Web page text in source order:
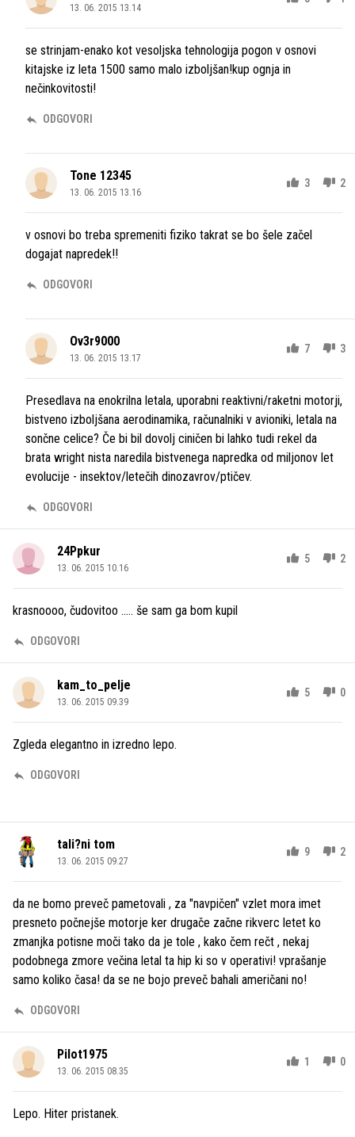
13. 06. 2015 13.14
se strinjam-enako kot vesoljska tehnologija pogon v osnovi
kitajske iz leta 1500 samo malo izboljšan!kup ognja in
nečinkovitosti!
ODGOVORI
Tone 12345
13. 06. 2015 13.16
3 2
v osnovi bo treba spremeniti fiziko takrat se bo šele začel
dogajat napredek!!
ODGOVORI
Ov3r9000
13. 06. 2015 13.17
7 3
Presedlava na enokrilna letala, uporabni reaktivni/raketni motorji,
bistveno izboljšana aerodinamika, računalniki v avioniki, letala na
sončne celice? Če bi bil dovolj ciničen bi lahko tudi rekel da
brata wright nista naredila bistvenega napredka od miljonov let
evolucije - insektov/letečih dinozavrov/ptičev.
ODGOVORI
24Ppkur
13. 06. 2015 10.16
5 2
krasnoooo, čudovitoo ..... še sam ga bom kupil
ODGOVORI
kam_to_pelje
13. 06. 2015 09.39
5 0
Zgleda elegantno in izredno lepo.
ODGOVORI
tali?ni tom
13. 06. 2015 09.27
9 2
da ne bomo preveč pametovali , za "navpičen" vzlet mora imet
presneto počnejše motorje ker drugače začne rikverc letet ko
zmanjka potisne moči tako da je tole , kako čem rečt , nekaj
podobnega zmore večina letal ta hip ki so v operativi! vprašanje
samo koliko časa! da se ne bojo preveč bahali američani no!
ODGOVORI
Pilot1975
13. 06. 2015 08.35
1 0
Lepo. Hiter pristanek.